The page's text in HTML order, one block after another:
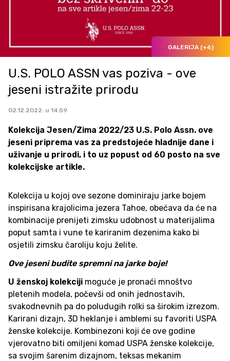
GALERIJA (+6)
U.S. POLO ASSN vas poziva - ove
jeseni istražite prirodu
02.12.2022. u 14:59
Kolekcija Jesen/Zima 2022/23 U.S. Polo Assn. ove
jeseni priprema vas za predstojeće hladnije dane i
uživanje u prirodi, i to uz popust od 60 posto na sve
kolekcijske artikle.
Kolekcija u kojoj ove sezone dominiraju jarke bojem
inspirisana krajolicima jezera Tahoe, obećava da će na
kombinacije prenijeti zimsku udobnost u materijalima
poput samta i vune te kariranim dezenima kako bi
osjetili zimsku čaroliju koju želite.
Ove jeseni budite spremni na jarke boje!
U ženskoj kolekciji moguće je pronaći mnoštvo
pletenih modela, počevši od onih jednostavih,
svakodnevnih pa do poludugih rolki sa širokim izrezom.
Karirani dizajn, 3D heklanje i amblemi su favoriti USPA
ženske kolekcije. Kombinezoni koji će ove godine
vjerovatno biti omiljeni komad USPA ženske kolekcije,
sa svojim šarenim dizajnom, teksas mekanim